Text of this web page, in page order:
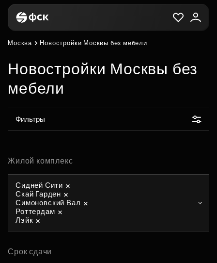
Москва Новостройки Москвы без мебели
Новостройки Москвы без
мебели
Фильтры
Жилой комплекс
Сидней Сити
Скай Гарден
Симоновский Вал
Роттердам
Лэйк
Срок сдачи